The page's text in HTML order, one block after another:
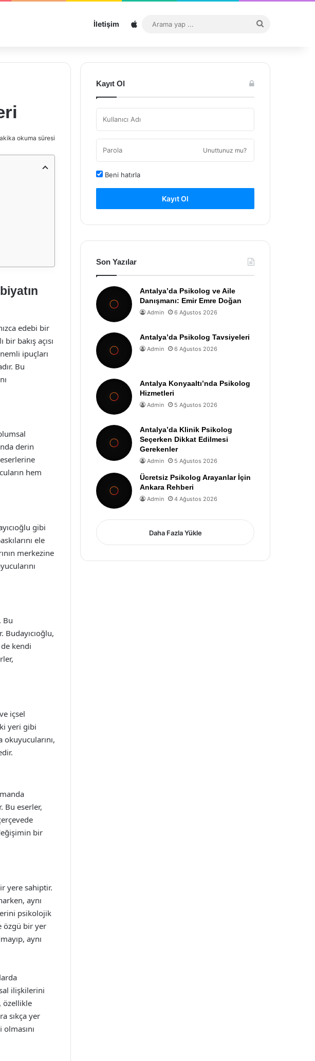
İletişim Sitemap
...
okuma süresi
edebi bir
bakış açısı
ipuçları
Bu
derin
hem
gibi
ele
merkezine
Bu
kendi
içsel
yeri gibi
Bu eserler,
bir
yere sahiptir.
aynı
psikolojik
özgü bir yer
aynı
ilişkilerini
özellikle
sıkça yer
Kayıt Ol
Unuttunuz mu?
Beni hatırla
Kayıt Ol
Son Yazılar
Antalya’da Psikolog ve Aile
Danışmanı: Emir Emre Doğan
Admin 6 Ağustos 2026
Antalya’da Psikolog Tavsiyeleri
Admin 6 Ağustos 2026
Antalya Konyaaltı’nda Psikolog
Hizmetleri
Admin 5 Ağustos 2026
Antalya’da Klinik Psikolog
Seçerken Dikkat Edilmesi
Gerekenler
Admin 5 Ağustos 2026
Ücretsiz Psikolog Arayanlar İçin
Ankara Rehberi
Admin 4 Ağustos 2026
Daha Fazla Yükle